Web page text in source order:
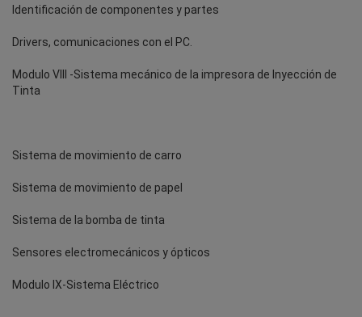
Identificación de componentes y partes
Drivers, comunicaciones con el PC.
Modulo VIII -Sistema mecánico de la impresora de Inyección de
Tinta
Sistema de movimiento de carro
Sistema de movimiento de papel
Sistema de la bomba de tinta
Sensores electromecánicos y ópticos
Modulo IX-Sistema Eléctrico